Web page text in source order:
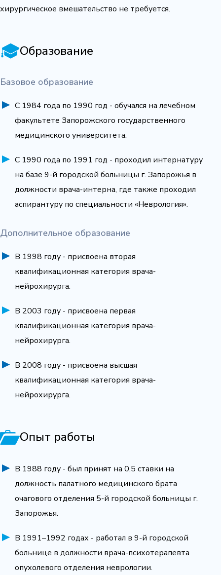
хирургическое вмешательство не требуется.
Образование
Базовое образование
С 1984 года по 1990 год - обучался на лечебном
факультете Запорожского государственного
медицинского университета.
С 1990 года по 1991 год - проходил интернатуру
на базе 9-й городской больницы г. Запорожья в
должности врача-интерна, где также проходил
аспирантуру по специальности «Неврология».
Дополнительное образование
В 1998 году - присвоена вторая
квалификационная категория врача-
нейрохирурга.
В 2003 году - присвоена первая
квалификационная категория врача-
нейрохирурга.
В 2008 году - присвоена высшая
квалификационная категория врача-
нейрохирурга.
Опыт работы
В 1988 году - был принят на 0,5 ставки на
должность палатного медицинского брата
очагового отделения 5-й городской больницы г.
Запорожья.
В 1991–1992 годах - работал в 9-й городской
больнице в должности врача-психотерапевта
опухолевого отделения неврологии.